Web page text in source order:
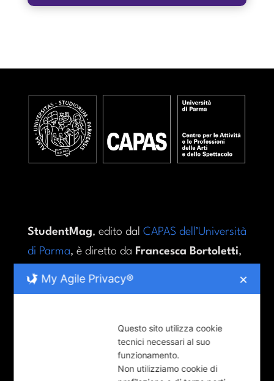
StudentMag, edito dal CAPAS dell’Università
di Parma, è diretto da Francesca Bortoletti,
Direttrice del Centro.
When Milan Turned Metal
My Agile Privacy® ✕
Questo sito utilizza cookie
tecnici necessari al suo
funzionamento.
Non utilizziamo cookie di